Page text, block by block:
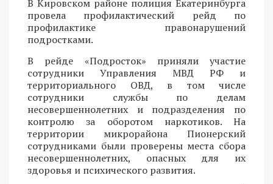
В Кировском районе полиция Екатеринбурга
провела профилактический рейд по
профилактике правонарушений
подростками.
В рейде «Подросток» приняли участие
сотрудники Управления МВД РФ и
территориального ОВД, в том числе
сотрудники службы по делам
несовершеннолетних и подразделения по
контролю за оборотом наркотиков. На
территории микрорайона Пионерский
сотрудниками были проверены места сбора
несовершеннолетних, опасных для их
здоровья и психического развития.